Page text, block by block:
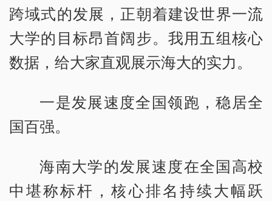
跨域式的发展，正朝着建设世界一流
大学的目标昂首阔步。我用五组核心
数据，给大家直观展示海大的实力。
一是发展速度全国领跑，稳居全
国百强。
海南大学的发展速度在全国高校
中堪称标杆，核心排名持续大幅跃